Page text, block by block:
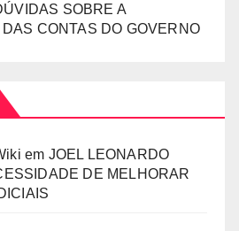
SOBRE A
CONTAS DO GOVERNO
em JOEL LEONARDO
DE MELHORAR